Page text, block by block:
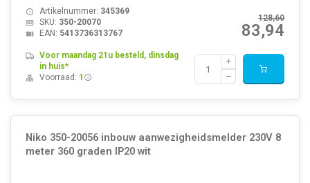
128,60
83,94
Artikelnummer: 345369
SKU: 350-20070
EAN: 5413736313767
Voor maandag 21u besteld, dinsdag
in huis*
Voorraad: 1
Niko 350-20056 inbouw aanwezigheidsmelder 230V 8
meter 360 graden IP20 wit